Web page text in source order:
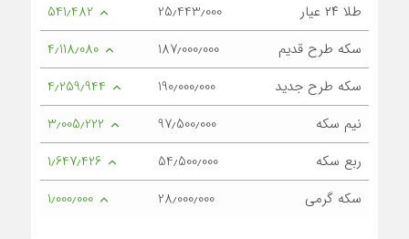
طلا ۲۴ عیار
25٫443٫000
541٫482
سکه طرح قدیم
187٫000٫000
4٫118٫080
سکه طرح جدید
190٫000٫000
4٫259٫944
نیم سکه
97٫500٫000
3٫005٫222
ربع سکه
54٫500٫000
1٫647٫426
سکه گرمی
28٫000٫000 1٫000٫000